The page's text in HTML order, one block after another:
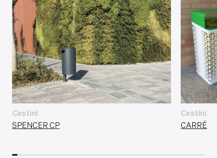
Cestini
SPENCER CP
Cestini
CARRÉ